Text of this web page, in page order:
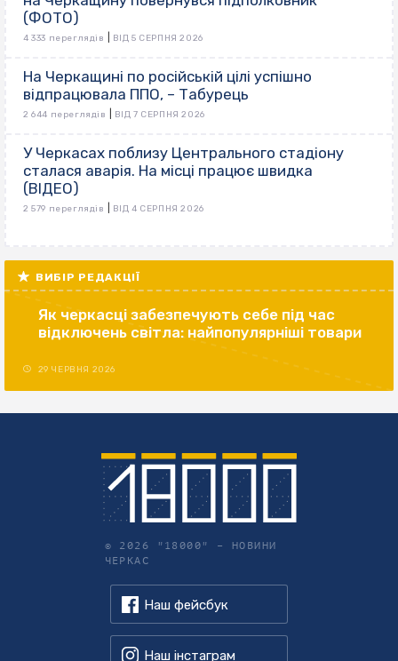
(ФОТО)
4 333 переглядів ВІД 5 СЕРПНЯ 2026
На Черкащині по російській цілі успішно
відпрацювала ППО, – Табурець
2 644 переглядів ВІД 7 СЕРПНЯ 2026
У Черкасах поблизу Центрального стадіону
сталася аварія. На місці працює швидка
(ВІДЕО)
2 579 переглядів ВІД 4 СЕРПНЯ 2026
ВИБІР РЕДАКЦІЇ
Як черкасці забезпечують себе під час
відключень світла: найпопулярніші товари
29 ЧЕРВНЯ 2026
© 2026 "18000" – НОВИНИ
ЧЕРКАС
Наш фейсбук
Наш інстаграм